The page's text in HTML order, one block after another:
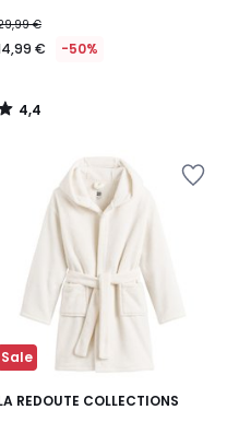
€
€ -50%
4,4
/
Sale
REDOUTE COLLECTIONS
5